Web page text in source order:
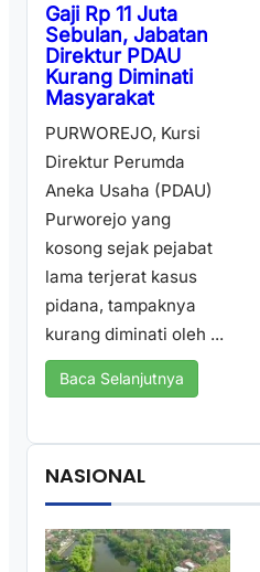
Gaji Rp 11 Juta
Sebulan, Jabatan
Direktur PDAU
Kurang Diminati
Masyarakat
PURWOREJO, Kursi
Direktur Perumda
Aneka Usaha (PDAU)
Purworejo yang
kosong sejak pejabat
lama terjerat kasus
pidana, tampaknya
kurang diminati oleh ...
Baca Selanjutnya
NASIONAL